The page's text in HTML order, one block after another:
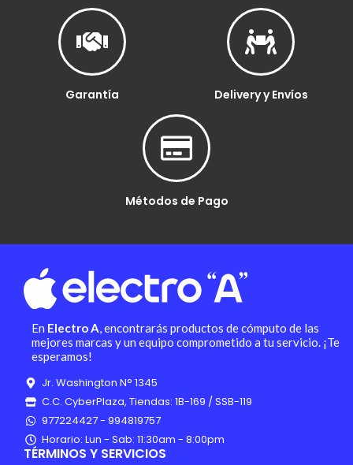
Garantía Delivery y Envíos
Métodos de Pago
En Electro A, encontrarás productos de cómputo de las
mejores marcas y un equipo comprometido a tu servicio. ¡Te
esperamos!
Jr. Washington N° 1345
C.C. CyberPlaza, Tiendas: 1B-169 / SSB-119
977224427 - 994819757
Horario: Lun - Sab: 11:30am - 8:00pm
TÉRMINOS Y SERVICIOS